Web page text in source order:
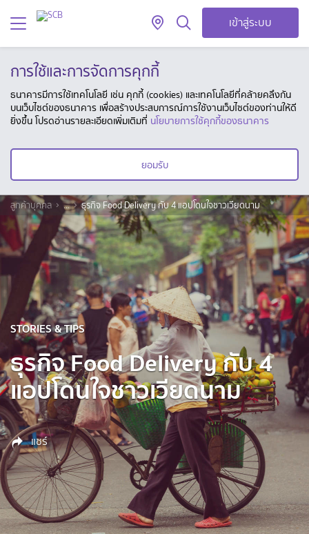
เข้าสู่ระบบ
การใช้และการจัดการคุกกี้
ธนาคารมีการใช้เทคโนโลยี เช่น คุกกี้ (cookies) และเทคโนโลยีที่คล้ายคลึงกัน
บนเว็บไซต์ของธนาคาร เพื่อสร้างประสบการณ์การใช้งานเว็บไซต์ของท่านให้ดี
ยิ่งขึ้น โปรดอ่านรายละเอียดเพิ่มเติมที่ นโยบายการใช้คุกกี้ของธนาคาร
ยอมรับ
ลูกค้าบุคคล ... ธุรกิจ Food Delivery กับ 4 แอปโดนใจชาวเวียดนาม
STORIES & TIPS
ธุรกิจFood Delivery กับ 4
แอปโดนใจชาวเวียดนาม
แชร์